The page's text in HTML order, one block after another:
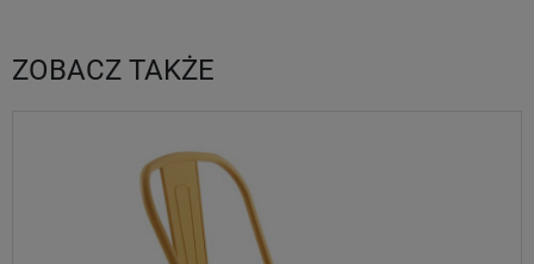
ZOBACZ TAKŻE